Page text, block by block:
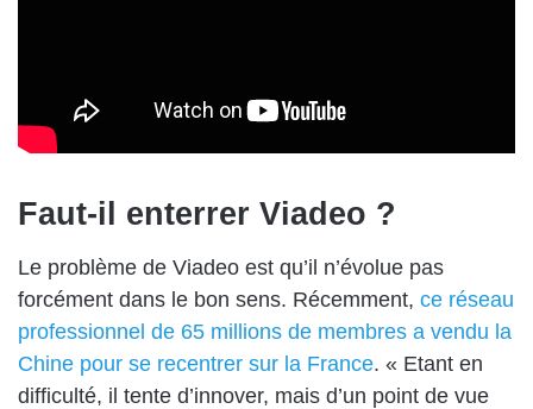
Faut-il enterrer Viadeo ?
Le problème de Viadeo est qu’il n’évolue pas
forcément dans le bon sens. Récemment, ce réseau
professionnel de 65 millions de membres a vendu la
Chine pour se recentrer sur la France. « Etant en
difficulté, il tente d’innover, mais d’un point de vue